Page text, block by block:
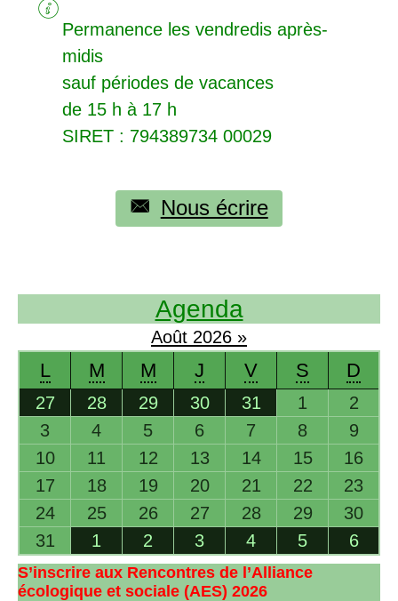
Permanence les vendredis après-
midis
sauf périodes de vacances
de 15 h à 17 h
SIRET: 794389734 00029
Nous écrire
Agenda
Août 2026 »
L M M J V S D
27 28 29 30 31 1
2
3
4 5 6 7 8
9
10
11 12 13 14 15
16
17
18 19 20 21 22
23
24
25 26 27 28 29
30
31
1 2 3 4 5 6
S’inscrire aux Rencontres de l’Alliance
écologique et sociale (AES) 2026